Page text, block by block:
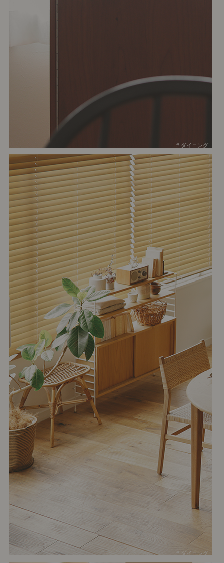
# ダイニング
# ダイニング